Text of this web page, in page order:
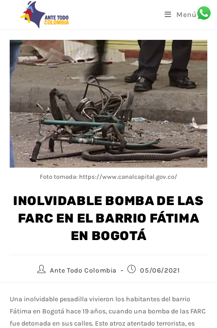
Menú
Foto tomada: https://www.canalcapital.gov.co/
INOLVIDABLE BOMBA DE LAS
FARC EN EL BARRIO FÁTIMA
EN BOGOTÁ
Ante Todo Colombia 05/06/2021
Una inolvidable pesadilla vivieron los habitantes del barrio
Fátima en Bogotá hace 19 años, cuando una bomba de las FARC
fue detonada en sus calles. Este atroz atentado terrorista, es